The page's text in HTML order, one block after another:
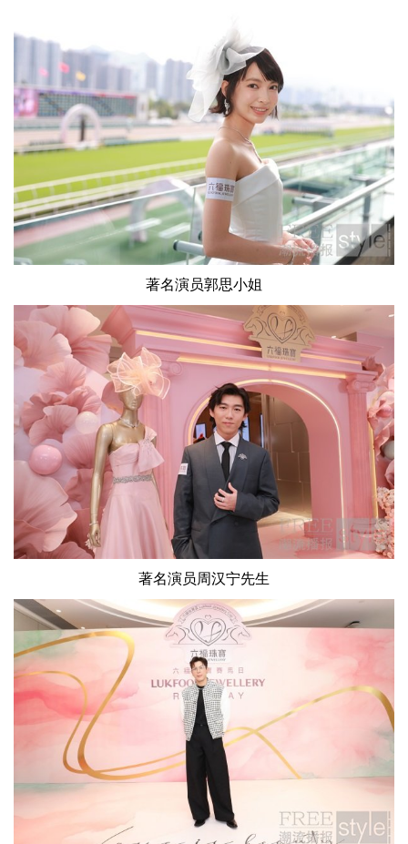
著名演员郭思小姐
著名演员周汉宁先生